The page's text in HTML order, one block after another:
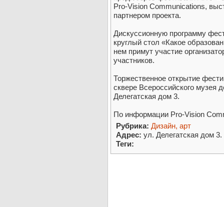
Pro-Vision Communications,
партнером проекта.
Дискуссионную программу
круглый стол «Какое
нем примут участие
участников.
Торжественное открытие
сквере Всероссийского музея
Делегатская дом 3.
По информации Pro-Vision
Рубрика: Дизайн, арт
Адрес: ул. Делегатская дом 3.
Теги: